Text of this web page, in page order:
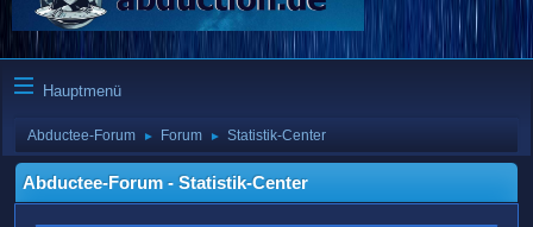
Hauptmenü
Abductee-Forum ► Forum ► Statistik-Center
Abductee-Forum - Statistik-Center